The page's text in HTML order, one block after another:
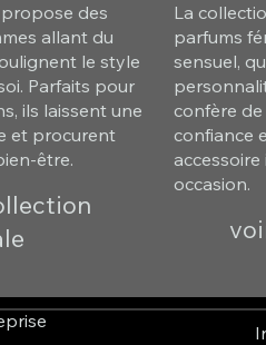
des
allant du
le style
Parfaits pour
ils laissent une
et procurent
être.
La
parfums
sensuel,
confère
confiance
occasion.